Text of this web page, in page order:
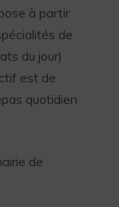
à partir
de
du jour)
est de
quotidien
de